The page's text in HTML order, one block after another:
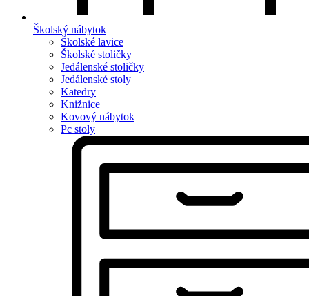
Školský nábytok
Školské lavice
Školské stoličky
Jedálenské stoličky
Jedálenské stoly
Katedry
Knižnice
Kovový nábytok
Pc stoly